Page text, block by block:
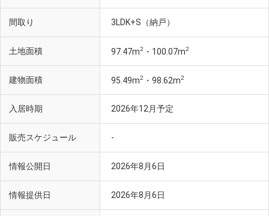
間取り 3LDK+S（納戸）
土地面積 97.47m2 ・100.07m2
建物面積 95.49m2 ・98.62m2
入居時期 2026年12月予定
販売スケジュール -
情報公開日 2026年8月6日
情報提供日 2026年8月6日